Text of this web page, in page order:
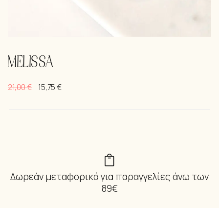
MELISSA
21,00€ 15,75€
Δωρεάν μεταφορικά για παραγγελίες άνω των
89€